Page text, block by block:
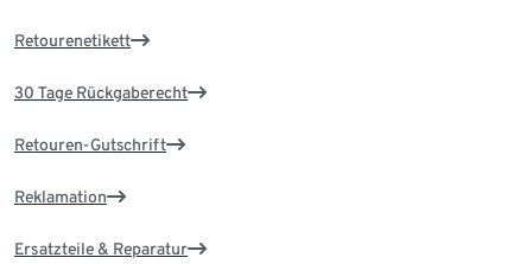
Retourenetikett
30 Tage Rückgaberecht
Retouren-Gutschrift
Reklamation
Ersatzteile & Reparatur